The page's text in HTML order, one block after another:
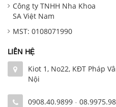
Công ty TNHH Nha Khoa
SA Việt Nam
MST: 0108071990
LIÊN HỆ
Kiot 1, No22, KĐT Pháp
Nội
0908.40.9899 -